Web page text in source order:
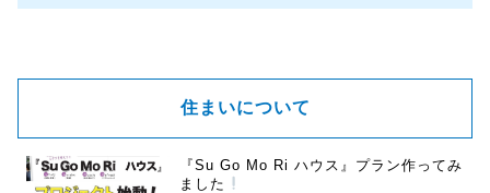
住まいについて
『Su Go Mo Ri ハウス』プラン作ってみ
ました